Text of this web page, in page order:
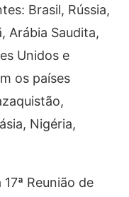
Brasil, Rússia,
Arábia Saudita,
Unidos e
os países
Nigéria,
Reunião de